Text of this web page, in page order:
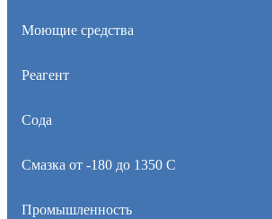
Моющие средства
Реагент
Сода
Смазка от -180 до 1350 С
Промышленность